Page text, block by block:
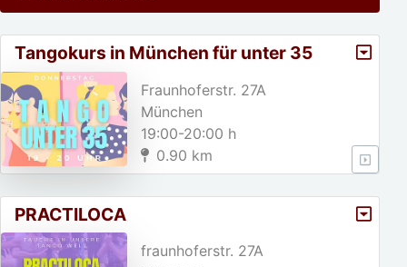
Tangokurs in München für unter 35
jährige!
Fraunhoferstr. 27A
München
19:00-20:00 h
0.90 km
PRACTILOCA
fraunhoferstr. 27A